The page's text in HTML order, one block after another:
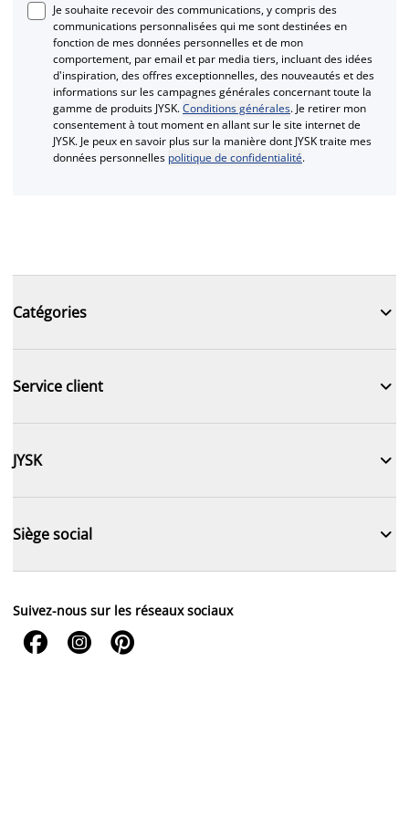
Je souhaite recevoir des communications, y compris des
communications personnalisées qui me sont destinées en
fonction de mes données personnelles et de mon
comportement, par email et par media tiers, incluant des idées
d'inspiration, des offres exceptionnelles, des nouveautés et des
informations sur les campagnes générales concernant toute la
gamme de produits JYSK.Conditions générales. Je retirer mon
consentement à tout moment en allant sur le site internet de
JYSK. Je peux en savoir plus sur la manière dont JYSK traite mes
données personnelles politique de confidentialité.
Catégories 
Service client 
JYSK 
Siège social 
Suivez-nous sur les réseaux sociaux
  